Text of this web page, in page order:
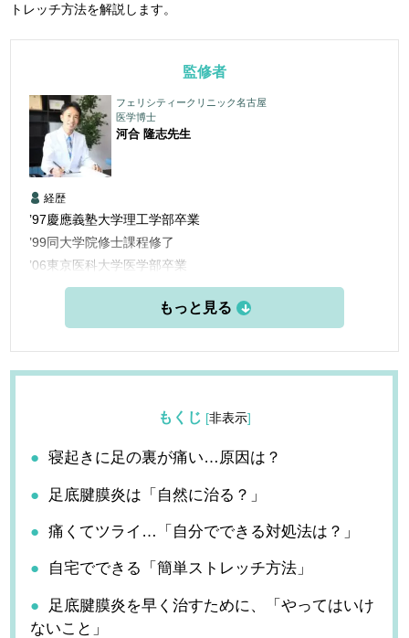
トレッチ方法を解説します。
監修者
フェリシティークリニック名古屋
医学博士
河合 隆志先生
経歴
’97慶應義塾大学理工学部卒業
’99同大学院修士課程修了
’06東京医科大学医学部卒業
’06三楽病院臨床研修医
’08三楽病院整形外科他勤務
’13愛知医科大学学際的痛みセンター勤務
’15米国ペインマネジメント＆アンチエイジングセンター他研
’16フェリシティークリニック名古屋 開設
もくじ [非表示]
寝起きに足の裏が痛い…原因は？
足底腱膜炎は「自然に治る？」
痛くてツライ…「自分でできる対処法は？」
自宅でできる「簡単ストレッチ方法」
足底腱膜炎を早く治すために、「やってはいけ
ないこと」